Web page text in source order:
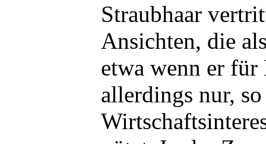
Straubhaar
Ansichten, die
etwa wenn er
allerdings nur,